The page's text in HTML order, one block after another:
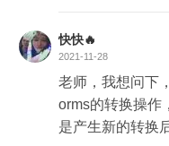
快快🔥
2021-11-28
老师，我想问下
orms的转换操作
是产生新的转换